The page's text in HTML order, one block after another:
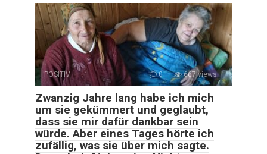
POSITIV 0 667 views
Zwanzig Jahre lang habe ich mich
um sie gekümmert und geglaubt,
dass sie mir dafür dankbar sein
würde. Aber eines Tages hörte ich
zufällig, was sie über mich sagte.